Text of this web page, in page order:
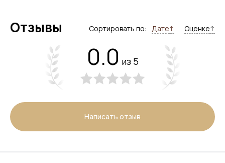
Отзывы Сортировать по: Дате↑ Оценке↑
0.0 из 5
Написать отзыв